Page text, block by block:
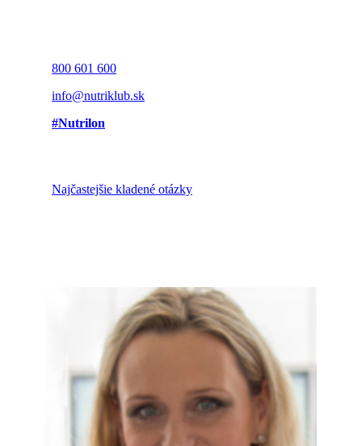
800 601 600
info@nutriklub.sk
#Nutrilon
Najčastejšie kladené otázky